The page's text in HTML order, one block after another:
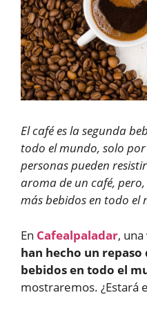
El café es la segunda
todo el mundo, solo
personas pueden
aroma de un café,
más bebidos en todo el
En Cafealpaladar,
han hecho un repaso
bebidos en todo el
mostraremos. ¿Estará